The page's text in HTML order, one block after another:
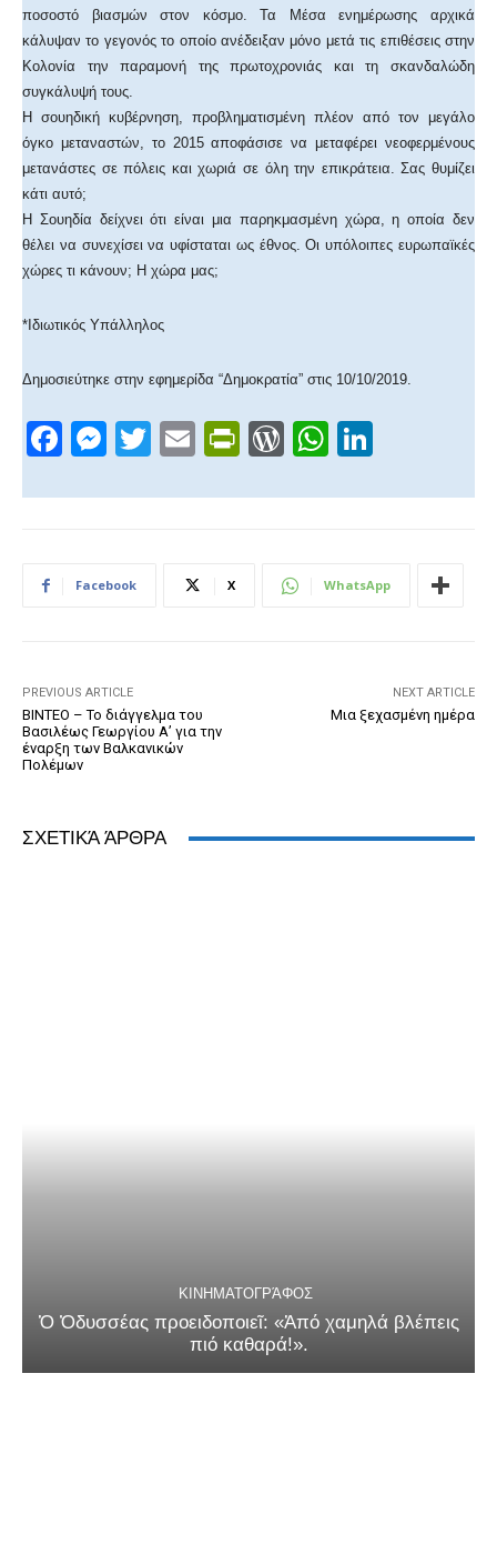
ποσοστό βιασμών στον κόσμο. Τα Μέσα ενημέρωσης αρχικά
κάλυψαν το γεγονός το οποίο ανέδειξαν μόνο μετά τις επιθέσεις στην
Κολονία την παραμονή της πρωτοχρονιάς και τη σκανδαλώδη
συγκάλυψή τους.
Η σουηδική κυβέρνηση, προβληματισμένη πλέον από τον μεγάλο
όγκο μεταναστών, το 2015 αποφάσισε να μεταφέρει νεοφερμένους
μετανάστες σε πόλεις και χωριά σε όλη την επικράτεια. Σας θυμίζει
κάτι αυτό;
Η Σουηδία δείχνει ότι είναι μια παρηκμασμένη χώρα, η οποία δεν
θέλει να συνεχίσει να υφίσταται ως έθνος. Οι υπόλοιπες ευρωπαϊκές
χώρες τι κάνουν; Η χώρα μας;
*Ιδιωτικός Υπάλληλος
Δημοσιεύτηκε στην εφημερίδα “Δημοκρατία” στις 10/10/2019.
F
c
b
k
M
ss
n
T
tt
E
ail
Pr
tF
W
d
e
W
at
A
k
dI
Facebook X WhatsApp
PREVIOUS ARTICLE
ΒΙΝΤΕΟ – Το διάγγελμα του
Βασιλέως Γεωργίου Α’ για την
έναρξη των Βαλκανικών
Πολέμων
NEXT ARTICLE
Μια ξεχασμένη ημέρα
ΣΧΕΤΙΚΆ ΆΡΘΡΑ
ΚΙΝΗΜΑΤΟΓΡΆΦΟΣ
Ὁ Ὀδυσσέας προειδοποιεῖ: «Ἀπό χαμηλά βλέπεις
πιό καθαρά!».